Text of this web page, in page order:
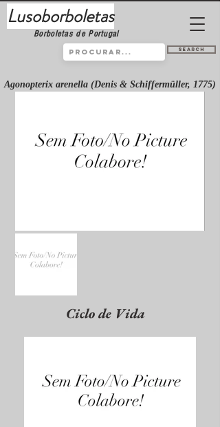
Lusoborboletas
Borboletas de Portugal
Search
Agonopterix arenella (Denis & Schiffermüller, 1775)
Ciclo de Vida